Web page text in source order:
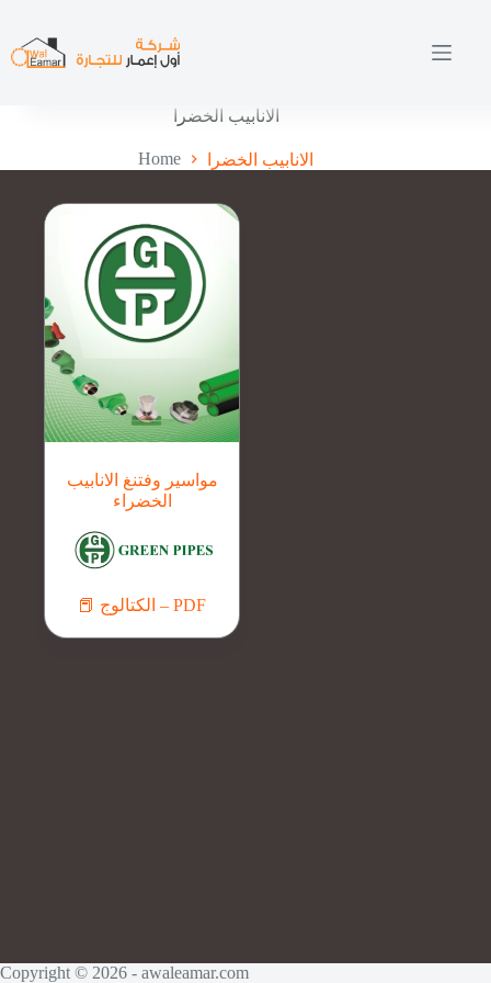
content
الانابيب الخضرا
Home الانابيب الخضرا
مواسير وفتنغ الانابيب
الخضراء
📕 الكتالوج – PDF
Copyright © 2026 - awaleamar.com